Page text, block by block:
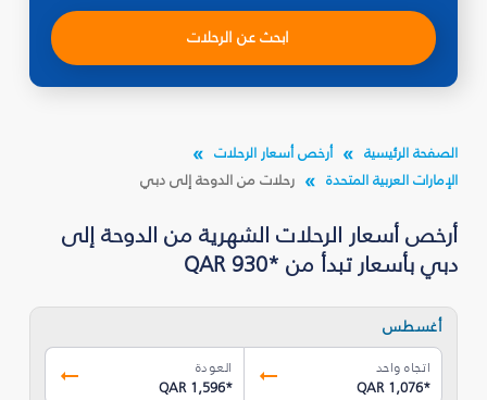
ابحث عن الرحلات
الصفحة الرئيسية
أرخص أسعار الرحلات
الإمارات العربية المتحدة
رحلات من الدوحة إلى دبي
أرخص أسعار الرحلات الشهرية من الدوحة إلى
دبي بأسعار تبدأ من *QAR 930
أغسطس
اتجاه واحد
QAR 1,076*
العودة
QAR 1,596*